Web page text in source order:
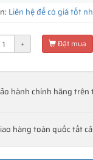
Liên hệ để có giá tốt
+ Đặt mua
hành chính hãng trên
hàng toàn quốc tất